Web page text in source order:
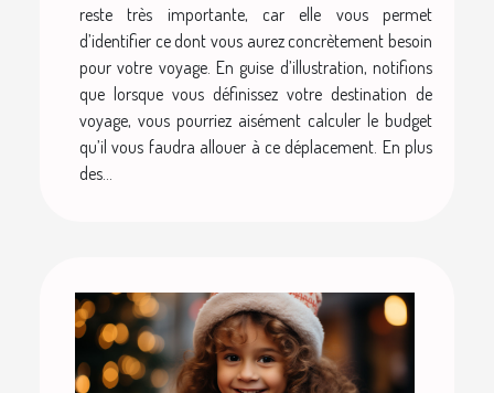
reste très importante, car elle vous permet
d’identifier ce dont vous aurez concrètement besoin
pour votre voyage. En guise d’illustration, notifions
que lorsque vous définissez votre destination de
voyage, vous pourriez aisément calculer le budget
qu’il vous faudra allouer à ce déplacement. En plus
des...